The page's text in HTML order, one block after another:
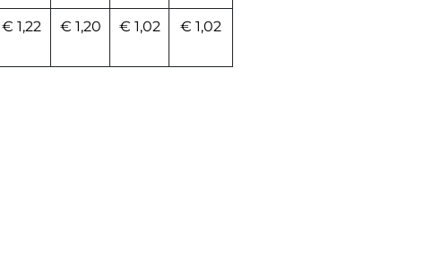
€ 1,22 € 1,20 € 1,02 € 1,02